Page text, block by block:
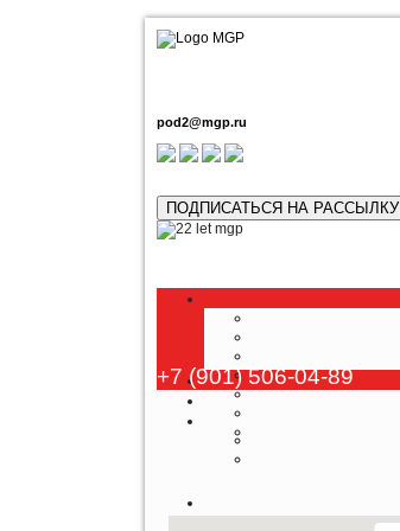
pod2@mgp.ru
ПОДПИСАТЬСЯ НА РАССЫЛКУ
+7 (901) 506-04-89